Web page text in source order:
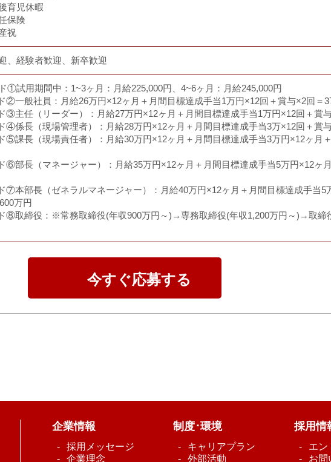
育児休暇
保険
祝
、経験者歓迎、新卒歓迎
①試用期間中：1~3ヶ月：月給225,000円、4~6ヶ月：月給245,000円
②一般社員：月給26万円×12ヶ月＋月間目標達成手当1万円×12回＋賞与×2回＝
③主任（リーダー）：月給27万円×12ヶ月＋月間目標達成手当1万円×12回＋賞
④係長（現場管理者）：月給28万円×12ヶ月＋月間目標達成手当3万×12回＋賞
⑤課長（現場責任者）：月給30万円×12ヶ月＋月間目標達成手当3万円×12ヶ月
⑥部長（マネージャー）：月給35万円×12ヶ月＋月間目標達成手当5万円×12ヶ
⑦本部長（ゼネラルマネージャー）：月給40万円×12ヶ月＋月間目標達成手当5
万円
⑧取締役：※常務取締役(年収900万円～)→専務取締役(年収1,200万円～)→取締
今すぐ応募する
企業情報
採用メッセージ
企業理念
制度･環境
キャリアプラン
外部活動
採用情
エン
お問